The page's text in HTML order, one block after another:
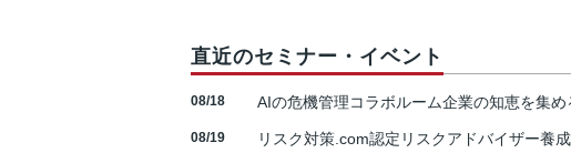
直近のセミナー・イベント
08/18 AIの危機管理コラボルーム企業の知恵を集
08/19 リスク対策.com認定リスクアドバイザー養